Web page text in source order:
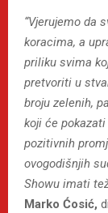
“Vjerujemo da
koracima, a
priliku svima
pretvoriti u
broju zelenih,
koji će
pozitivnih
ovogodišnjih
Showu imati
Marko Ćosić,